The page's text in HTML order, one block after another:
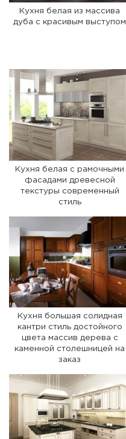
Кухня белая из массива
дуба с красивым выступом
Кухня белая с рамочными
фасадами древесной
текстуры современный
стиль
Кухня большая солидная
кантри стиль достойного
цвета массив дерева с
каменной столешницей на
заказ